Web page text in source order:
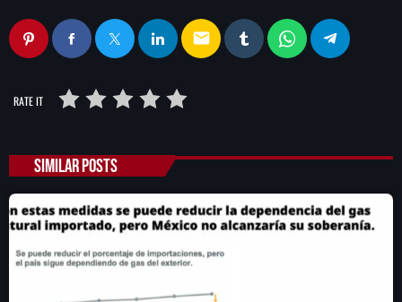
email
RATE IT
SIMILAR POSTS